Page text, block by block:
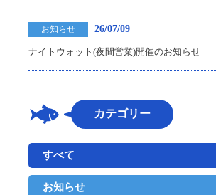
お知らせ 26/07/09
ナイトウォット(夜間営業)開催のお知らせ
カテゴリー
すべて
お知らせ